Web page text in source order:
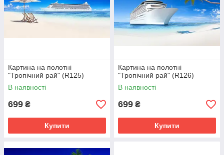
Картина на полотні
"Тропічний рай" (R125)
В наявності
699 ₴
Купити
Картина на полотні
"Тропічний рай" (R126)
В наявності
699 ₴
Купити